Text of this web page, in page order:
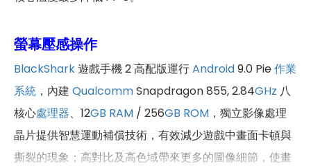
螢幕壓感操作
BlackShark遊戲手機 2 高配版運行Android9.0 Pie作業
系統 ，內建 QualcommSnapdragon 855, 2.84GHz 八
核心處理器、12GB RAM / 256GB ROM ，獨立影像處理
晶片提供智慧運動補償技術，有效減少遊戲中畫面卡頓與
撕裂的現象；高對比及高色域帶來更多的圖像細節，使畫